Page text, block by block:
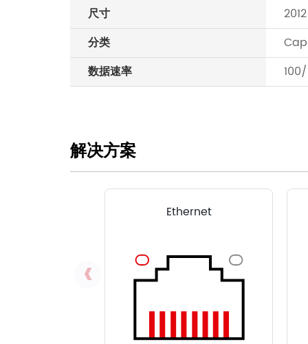
尺寸
分类
数据速率
解决方案
Ethernet